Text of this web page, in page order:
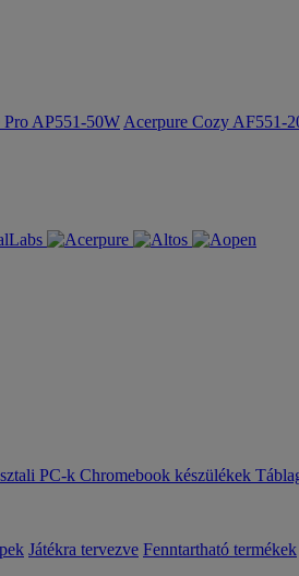
Pro AP551-50W Acerpure Cozy AF551-
PC-k Chromebook készülékek
Játékra tervezve Fenntartható termékek